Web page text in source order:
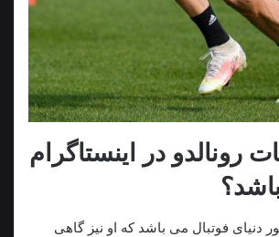
رونالدو در اینستاگرام
دنیای فوتبال می باشد که او نیز گاهی